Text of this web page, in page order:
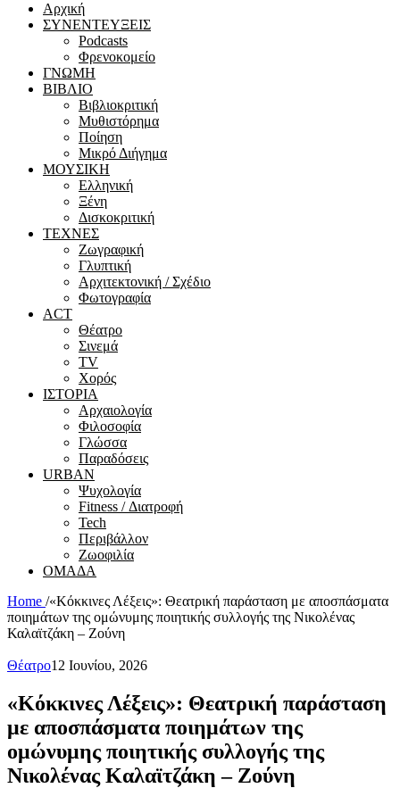
Αρχική
ΣΥΝΕΝΤΕΥΞΕΙΣ
Podcasts
Φρενοκομείο
ΓΝΩΜΗ
ΒΙΒΛΙΟ
Βιβλιοκριτική
Μυθιστόρημα
Ποίηση
Μικρό Διήγημα
ΜΟΥΣΙΚΗ
Ελληνική
Ξένη
Δισκοκριτική
ΤΕΧΝΕΣ
Ζωγραφική
Γλυπτική
Αρχιτεκτονική / Σχέδιο
Φωτογραφία
ACT
Θέατρο
Σινεμά
ΤV
Χορός
ΙΣΤΟΡΙΑ
Αρχαιολογία
Φιλοσοφία
Γλώσσα
Παραδόσεις
URBAN
Ψυχολογία
Fitness / Διατροφή
Tech
Περιβάλλον
Ζωοφιλία
ΟΜΑΔΑ
Home /«Κόκκινες Λέξεις»: Θεατρική παράσταση με αποσπάσματα
ποιημάτων της ομώνυμης ποιητικής συλλογής της Νικολένας
Καλαϊτζάκη – Ζούνη
Θέατρο12 Ιουνίου, 2026
«Κόκκινες Λέξεις»: Θεατρική παράσταση
με αποσπάσματα ποιημάτων της
ομώνυμης ποιητικής συλλογής της
Νικολένας Καλαϊτζάκη – Ζούνη